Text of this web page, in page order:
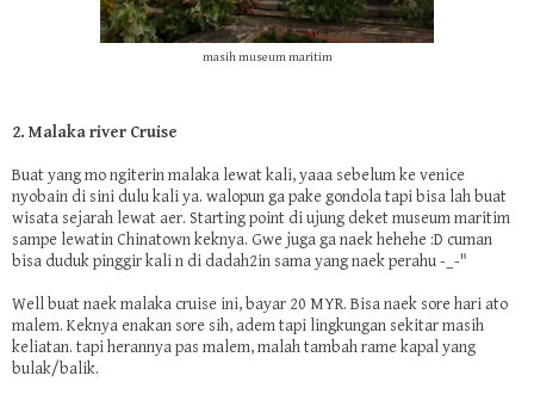
masih museum maritim
2. Malaka river Cruise
Buat yang mo ngiterin malaka lewat kali, yaaa sebelum ke venice
nyobain di sini dulu kali ya. walopun ga pake gondola tapi bisa lah buat
wisata sejarah lewat aer. Starting point di ujung deket museum maritim
sampe lewatin Chinatown keknya. Gwe juga ga naek hehehe :D cuman
bisa duduk pinggir kali n di dadah2in sama yang naek perahu -_-"
Well buat naek malaka cruise ini, bayar 20 MYR. Bisa naek sore hari ato
malem. Keknya enakan sore sih, adem tapi lingkungan sekitar masih
keliatan. tapi herannya pas malem, malah tambah rame kapal yang
bulak/balik.